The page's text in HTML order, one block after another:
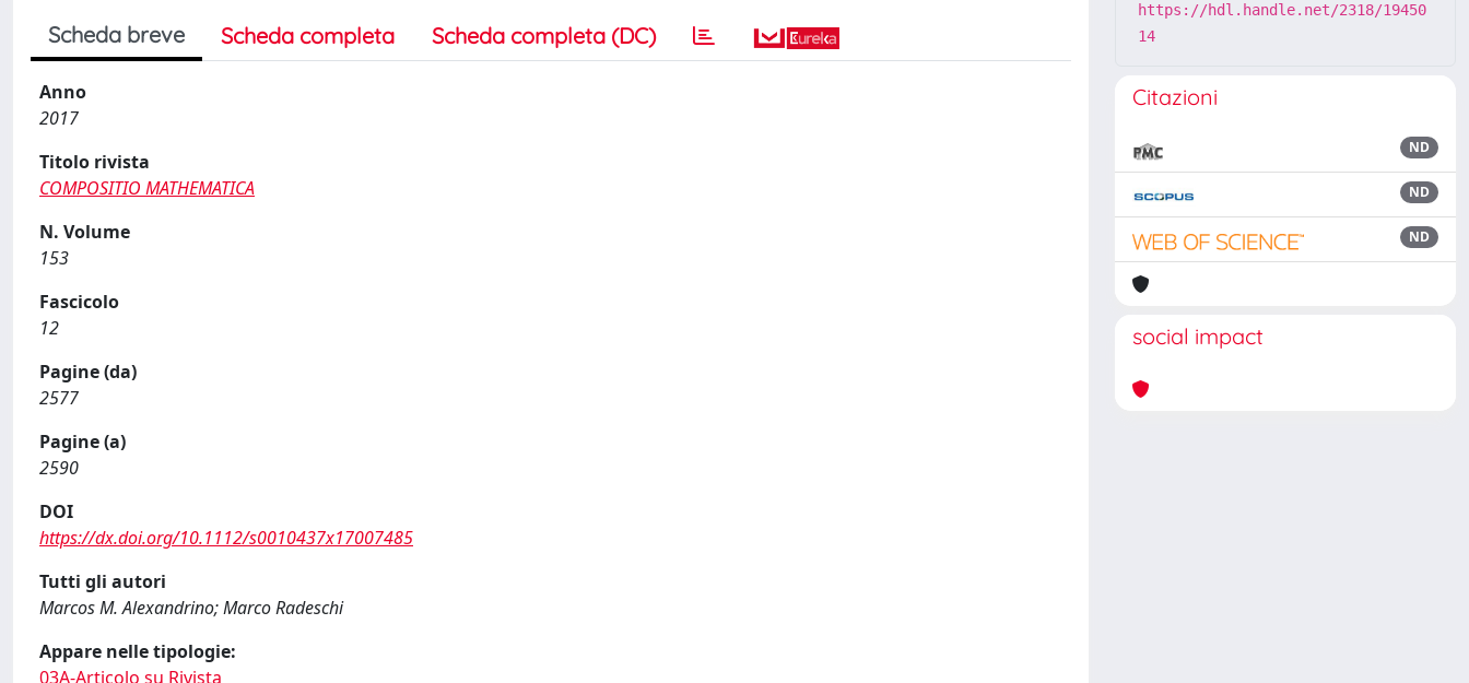
Scheda breve Scheda completa Scheda completa (DC)
Anno
2017
Titolo rivista
COMPOSITIO MATHEMATICA
N. Volume
153
Fascicolo
12
Pagine (da)
2577
Pagine (a)
2590
DOI
https://dx.doi.org/10.1112/s0010437x17007485
Tutti gli autori
Marcos M. Alexandrino; Marco Radeschi
Appare nelle tipologie:
03A-Articolo su Rivista
https://hdl.handle.net/2318/19450
14
Citazioni
ND
ND
ND
social impact